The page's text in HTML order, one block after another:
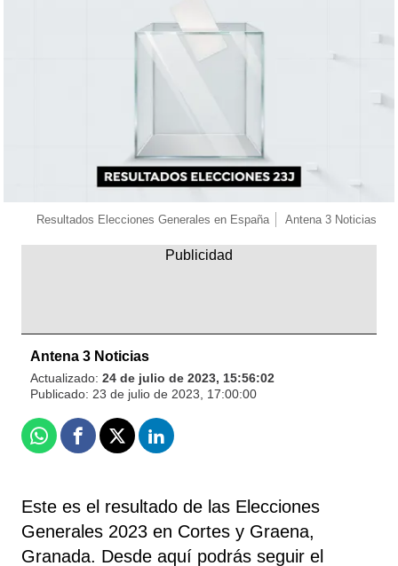
Resultados Elecciones Generales en España Antena 3 Noticias
Antena 3 Noticias
Actualizado: 24 de julio de 2023, 15:56:02
Publicado: 23 de julio de 2023, 17:00:00
WhatsappFacebook
X Linkedin
Este es el resultado de las Elecciones
Generales 2023 en Cortes y Graena,
Granada. Desde aquí podrás seguir el